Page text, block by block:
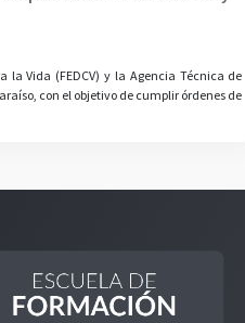
la Vida (FEDCV) y la Agencia Técnica de
con el objetivo de cumplir órdenes de